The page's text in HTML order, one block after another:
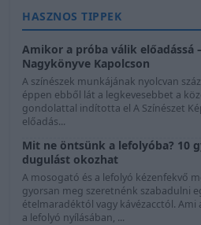
egy pohár limonádé
felhasználása rendkívül
konyhában, italokban,
illatosítókeverékekben és
praktikákban is.
HASZNOS TIPPEK
Amikor a próba válik előadássá
Nagykönyve Kapolcson
A színészek munkájának nyolcvan
éppen ebből lát a legkevesebbet a
gondolattal indította el A Színészet
előadás...
Mit ne öntsünk a lefolyóba? 10
dugulást okozhat
A mosogató és a lefolyó kézenfekvő
gyorsan meg szeretnénk szabadulni
ételmaradéktól vagy kávézacctól.
a lefolyó nyílásában, ...